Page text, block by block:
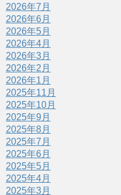
2026年7月
2026年6月
2026年5月
2026年4月
2026年3月
2026年2月
2026年1月
2025年11月
2025年10月
2025年9月
2025年8月
2025年7月
2025年6月
2025年5月
2025年4月
2025年3月